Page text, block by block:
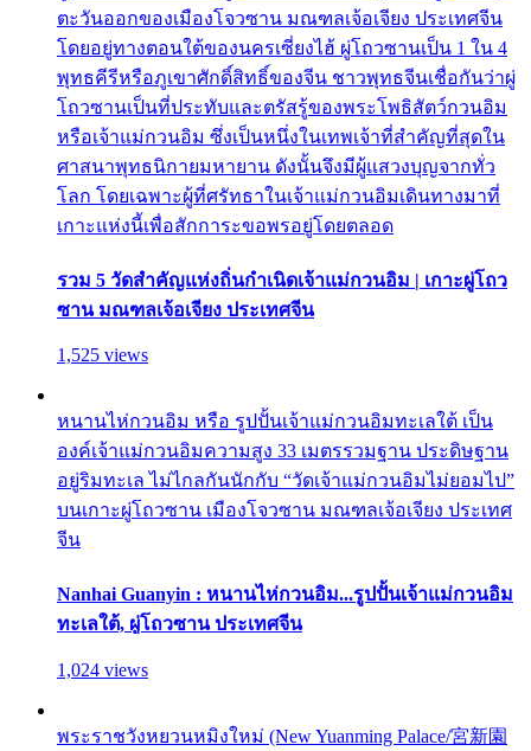
ตะวันออกของเมืองโจวซาน มณฑลเจ้อเจียง ประเทศจีน
โดยอยู่ทางตอนใต้ของนครเซี่ยงไฮ้ ผู่โถวซานเป็น 1 ใน 4
พุทธคีรีหรือภูเขาศักดิ์สิทธิ์ของจีน ชาวพุทธจีนเชื่อกันว่าผู่
โถวซานเป็นที่ประทับและตรัสรู้ของพระโพธิสัตว์กวนอิม
หรือเจ้าแม่กวนอิม ซึ่งเป็นหนึ่งในเทพเจ้าที่สำคัญที่สุดใน
ศาสนาพุทธนิกายมหายาน ดังนั้นจึงมีผู้แสวงบุญจากทั่ว
โลก โดยเฉพาะผู้ที่ศรัทธาในเจ้าแม่กวนอิมเดินทางมาที่
เกาะแห่งนี้เพื่อสักการะขอพรอยู่โดยตลอด
รวม 5 วัดสำคัญแห่งถิ่นกำเนิดเจ้าแม่กวนอิม | เกาะผู่โถว
ซาน มณฑลเจ้อเจียง ประเทศจีน
1,525 views
หนานไห่กวนอิม หรือ รูปปั้นเจ้าแม่กวนอิมทะเลใต้ เป็น
องค์เจ้าแม่กวนอิมความสูง 33 เมตรรวมฐาน ประดิษฐาน
อยู่ริมทะเล ไม่ไกลกันนักกับ “วัดเจ้าแม่กวนอิมไม่ยอมไป”
บนเกาะผู่โถวซาน เมืองโจวซาน มณฑลเจ้อเจียง ประเทศ
จีน
Nanhai Guanyin : หนานไห่กวนอิม...รูปปั้นเจ้าแม่กวนอิม
ทะเลใต้, ผู่โถวซาน ประเทศจีน
1,024 views
พระราชวังหยวนหมิงใหม่ (New Yuanming Palace/宮新園